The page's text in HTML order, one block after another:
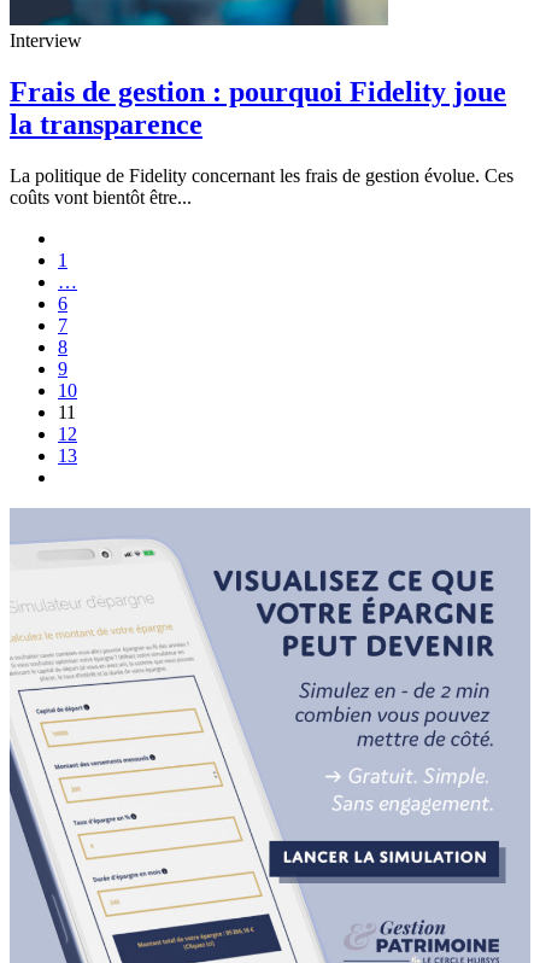
Interview
Frais de gestion : pourquoi Fidelity joue
la transparence
La politique de Fidelity concernant les frais de gestion évolue. Ces
coûts vont bientôt être...
1
…
6
7
8
9
10
11
12
13